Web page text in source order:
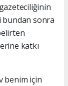
bundan sonra
katkı
benim için